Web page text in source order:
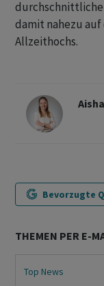
durchschnittliche
damit nahezu auf
Allzeithochs.
Bevorzugte
THEMEN PER E-
Top News